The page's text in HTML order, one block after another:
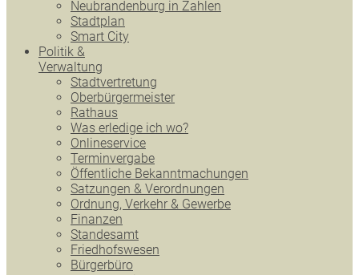
Neubrandenburg in Zahlen
Stadtplan
Smart City
Politik &
Verwaltung
Stadtvertretung
Oberbürgermeister
Rathaus
Was erledige ich wo?
Onlineservice
Terminvergabe
Öffentliche Bekanntmachungen
Satzungen & Verordnungen
Ordnung, Verkehr & Gewerbe
Finanzen
Standesamt
Friedhofswesen
Bürgerbüro